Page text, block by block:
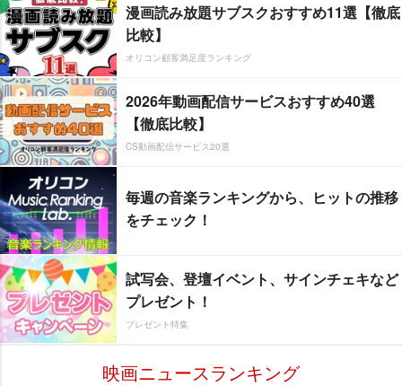
漫画読み放題サブスクおすすめ11選【徹底
比較】
オリコン顧客満足度ランキング
2026年動画配信サービスおすすめ40選
【徹底比較】
CS動画配信サービス20選
毎週の音楽ランキングから、ヒットの推移
をチェック！
試写会、登壇イベント、サインチェキなど
プレゼント！
プレゼント特集
映画ニュースランキング